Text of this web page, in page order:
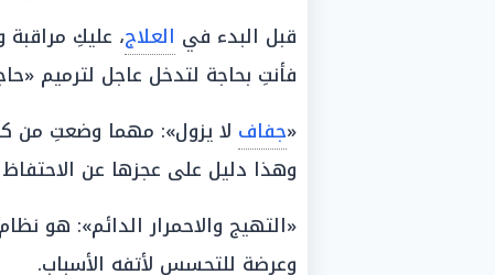
قبل البدء في العلاج، عليكِ
فأنتِ بحاجة لتدخل عاجل لترميم
«جفاف لا يزول»: مهما وضعتِ من
وهذا دليل على عجزها عن الاحتفاظ
«التهيج والاحمرار الدائم»: هو
وعرضة للتحسس لأتفه الأسباب.